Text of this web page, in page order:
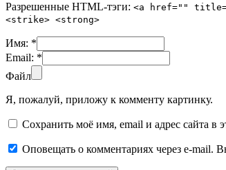
Разрешенные HTML-тэги: <a href=""
<strike> <strong>
Имя: *
Email: *
Файл
Я, пожалуй, приложу к комменту картинку.
Сохранить моё имя, email и адрес сайта в
Оповещать о комментариях через e-mail.